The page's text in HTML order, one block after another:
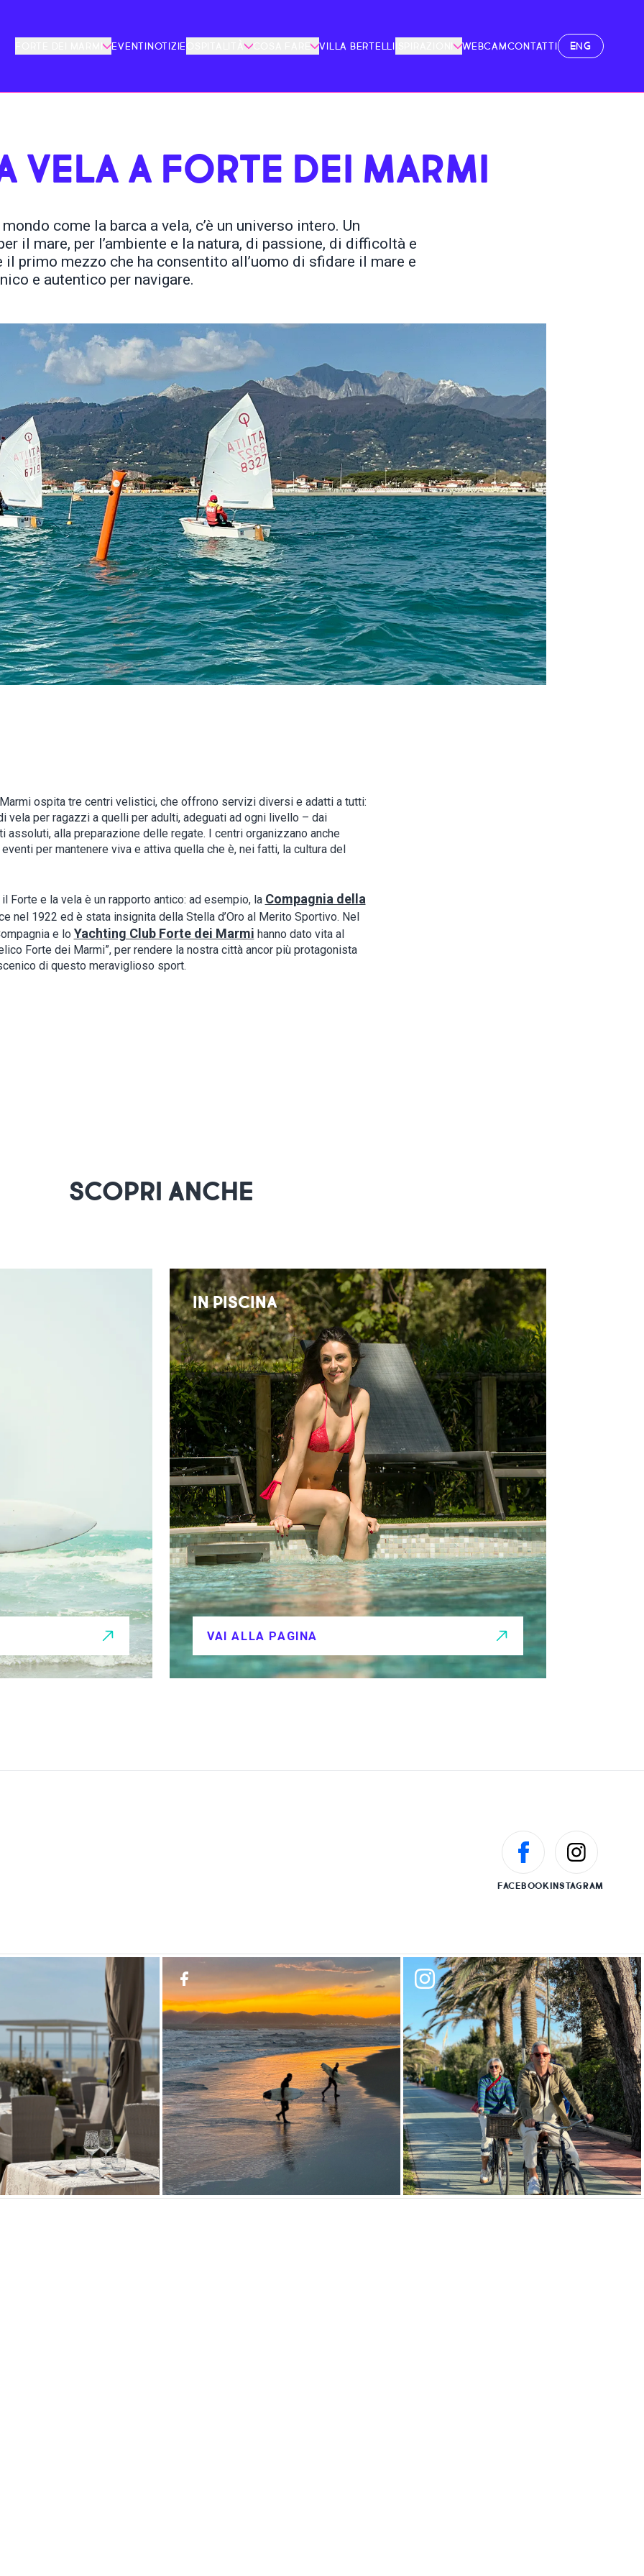
ENG
FORTE DEI MARMI EVENTI NOTIZIE COSA FARE VILLA BERTELLI ISPIRAZIONI WEBCAMCONTATTI
VELA A FORTE DEI MARMI
come la barca a vela, c’è un universo intero. Un
il mare, per l’ambiente e la natura, di passione, di difficoltà e
primo mezzo che ha consentito all’uomo di sfidare il mare e
e autentico per navigare.
ospita tre centri velistici, che offrono servizi diversi e adatti a tutti:
vela per ragazzi a quelli per adulti, adeguati ad ogni livello – dai
assoluti, alla preparazione delle regate. I centri organizzano anche
per mantenere viva e attiva quella che è, nei fatti, la cultura del
Forte e la vela è un rapporto antico: ad esempio, la Compagnia della
nel 1922 ed è stata insignita della Stella d’Oro al Merito Sportivo. Nel
e lo Yachting Club Forte dei Marmi hanno dato vita al
Forte dei Marmi”, per rendere la nostra città ancor più protagonista
di questo meraviglioso sport.
SCOPRI ANCHE
IN PISCINA
VAI ALLA PAGINA
FACEBOOKINSTAGRAM